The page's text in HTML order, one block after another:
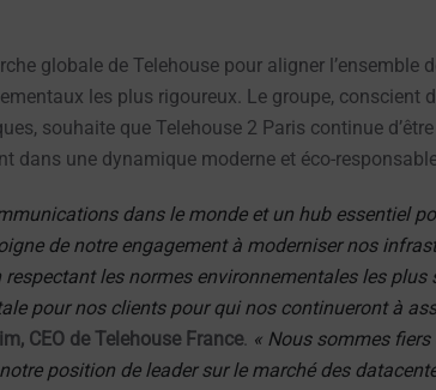
globale de Telehouse pour aligner l’ensemble
les plus rigoureux. Le groupe, conscient
souhaite que Telehouse 2 Paris continue
dans une dynamique moderne et éco-
dans le monde et un hub essentiel
de notre engagement à moderniser nos
les normes environnementales les plus
pour nos clients pour qui nos continueront à
CEO de Telehouse France. « Nous sommes
position de leader sur le marché des